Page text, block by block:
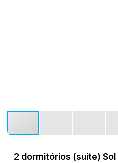
2 dormitórios (suíte) Sol